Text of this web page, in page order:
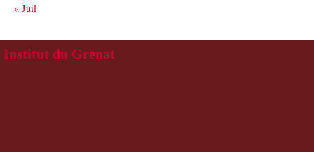
« Juil
Institut du Grenat